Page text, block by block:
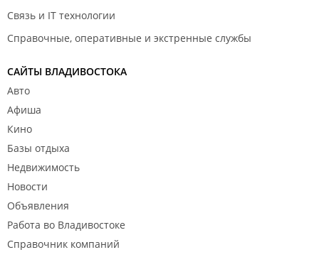
Связь и IT технологии
Справочные, оперативные и экстренные службы
САЙТЫ ВЛАДИВОСТОКА
Авто
Афиша
Кино
Базы отдыха
Недвижимость
Новости
Объявления
Работа во Владивостоке
Справочник компаний